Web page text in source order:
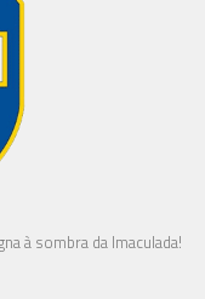
à sombra da Imaculada!